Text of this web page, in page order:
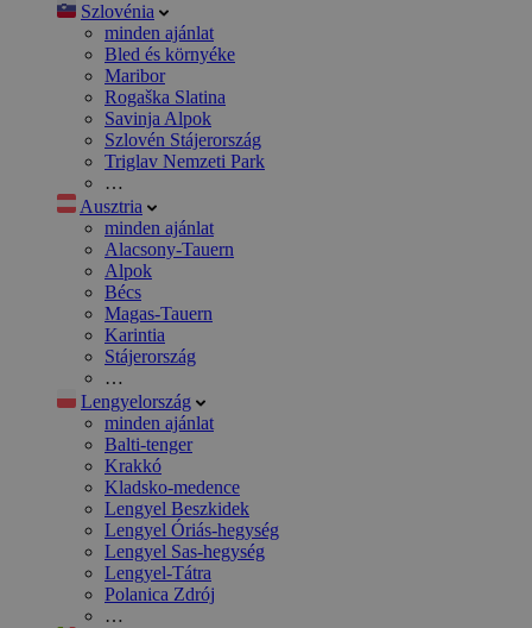
Szlovénia
minden ajánlat
Bled és környéke
Maribor
Rogaška Slatina
Savinja Alpok
Szlovén Stájerország
Triglav Nemzeti Park
…
Ausztria
minden ajánlat
Alacsony-Tauern
Alpok
Bécs
Magas-Tauern
Karintia
Stájerország
…
Lengyelország
minden ajánlat
Balti-tenger
Krakkó
Kladsko-medence
Lengyel Beszkidek
Lengyel Óriás-hegység
Lengyel Sas-hegység
Lengyel-Tátra
Polanica Zdrój
…